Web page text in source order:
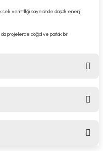
verimliliği sayesinde düşük enerji
da projelerde doğal ve parlak bir